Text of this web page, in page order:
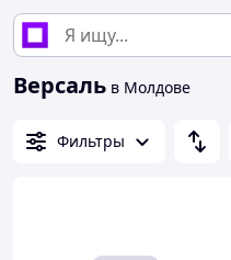
Версаль в Молдове
Фильтры